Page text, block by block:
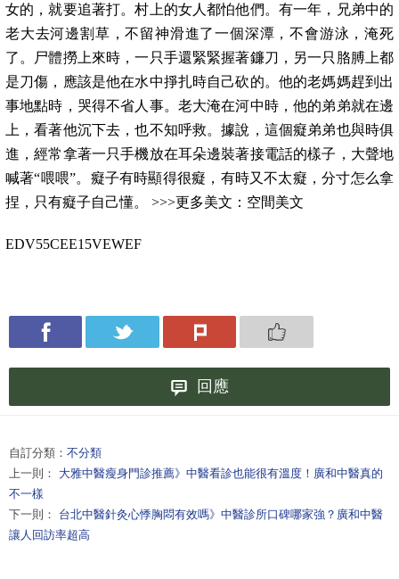
女的，就要追著打。村上的女人都怕他們。有一年，兄弟中的
老大去河邊割草，不留神滑進了一個深潭，不會游泳，淹死
了。尸體撈上來時，一只手還緊緊握著鐮刀，另一只胳膊上都
是刀傷，應該是他在水中掙扎時自己砍的。他的老媽媽趕到出
事地點時，哭得不省人事。老大淹在河中時，他的弟弟就在邊
上，看著他沉下去，也不知呼救。據說，這個癡弟弟也與時俱
進，經常拿著一只手機放在耳朵邊裝著接電話的樣子，大聲地
喊著“喂喂”。癡子有時顯得很癡，有時又不太癡，分寸怎么拿
捏，只有癡子自己懂。 >>>更多美文：空間美文
EDV55CEE15VEWEF
回應
自訂分類： 不分類
上一則： 大雅中醫瘦身門診推薦》中醫看診也能很有溫度！廣和中醫真的
不一樣
下一則： 台北中醫針灸心悸胸悶有效嗎》中醫診所口碑哪家強？廣和中醫
讓人回訪率超高